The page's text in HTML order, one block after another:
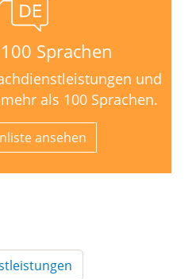
Sprachen
und
als 100 Sprachen.
ansehen